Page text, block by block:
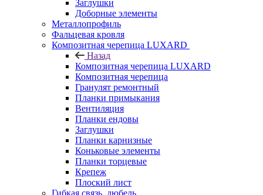
Заглушки
Доборные элементы
Металлопрофиль
Фальцевая кровля
Композитная черепица LUXARD
Назад
Композитная черепица LUXARD
Композитная черепица
Гранулят ремонтный
Планки примыкания
Вентиляция
Планки ендовы
Заглушки
Планки карнизные
Коньковые элементы
Планки торцевые
Крепеж
Плоский лист
Гибкая связь, дюбель